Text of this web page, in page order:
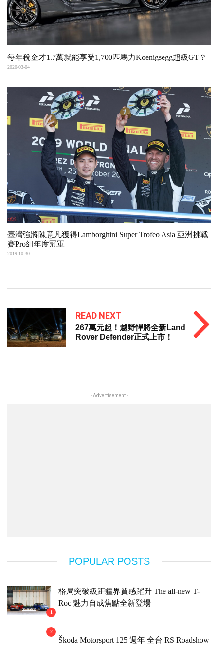
每年稅金才1.7萬就能享受1,700匹馬力Koenigsegg超級GT？
2020-03-04
臺灣強將陳意凡獲得Lamborghini Super Trofeo Asia 亞洲挑戰
賽Pro組年度冠軍
2019-10-30
READ NEXT
267萬元起！越野悍將全新Land
Rover Defender正式上市！
- Advertisement -
POPULAR POSTS
1
格局突破級距疆界質感躍升 The all-new T-
Roc 魅力自成焦點全新登場
2
Škoda Motorsport 125 週年 全台 RS Roadshow